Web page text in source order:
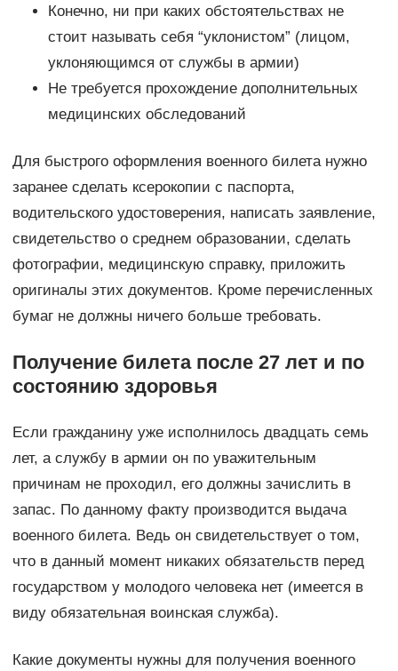
Конечно, ни при каких обстоятельствах не
стоит называть себя “уклонистом” (лицом,
уклоняющимся от службы в армии)
Не требуется прохождение дополнительных
медицинских обследований
Для быстрого оформления военного билета нужно
заранее сделать ксерокопии с паспорта,
водительского удостоверения, написать заявление,
свидетельство о среднем образовании, сделать
фотографии, медицинскую справку, приложить
оригиналы этих документов. Кроме перечисленных
бумаг не должны ничего больше требовать.
Получение билета после 27 лет и по
состоянию здоровья
Если гражданину уже исполнилось двадцать семь
лет, а службу в армии он по уважительным
причинам не проходил, его должны зачислить в
запас. По данному факту производится выдача
военного билета. Ведь он свидетельствует о том,
что в данный момент никаких обязательств перед
государством у молодого человека нет (имеется в
виду обязательная воинская служба).
Какие документы нужны для получения военного